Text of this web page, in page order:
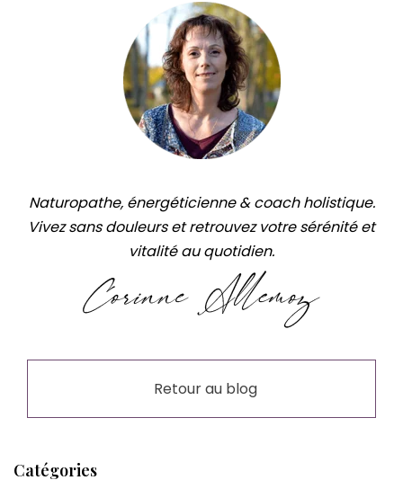
Naturopathe, énergéticienne & coach holistique.
Vivez sans douleurs et retrouvez votre sérénité et
vitalité au quotidien.
Retour au blog
Catégories